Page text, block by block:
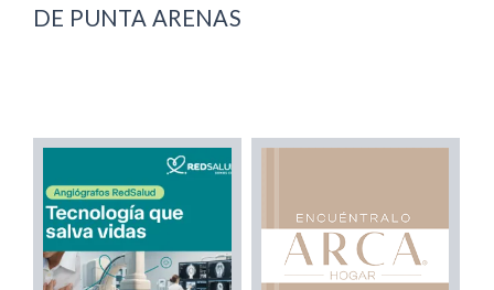
DE PUNTA ARENAS